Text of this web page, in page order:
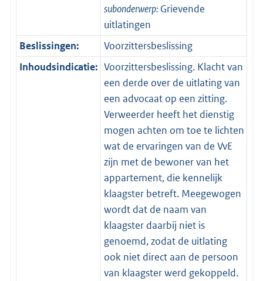
subonderwerp: Grievende
uitlatingen
Beslissingen:
Voorzittersbeslissing
Inhoudsindicatie: Voorzittersbeslissing. Klacht van
een derde over de uitlating van
een advocaat op een zitting.
Verweerder heeft het dienstig
mogen achten om toe te lichten
wat de ervaringen van de VvE
zijn met de bewoner van het
appartement, die kennelijk
klaagster betreft. Meegewogen
wordt dat de naam van
klaagster daarbij niet is
genoemd, zodat de uitlating
ook niet direct aan de persoon
van klaagster werd gekoppeld.